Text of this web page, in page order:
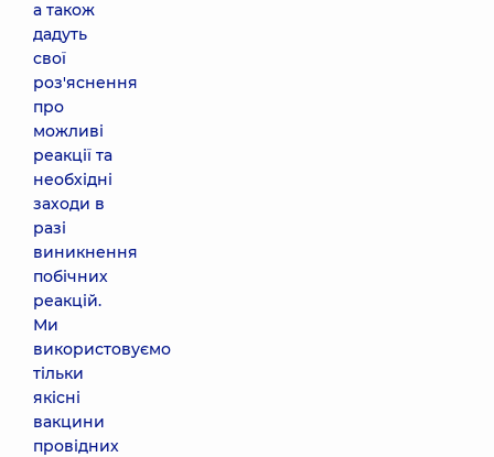
а також
дадуть
свої
роз'яснення
про
можливі
реакції та
необхідні
заходи в
разі
виникнення
побічних
реакцій.
Ми
використовуємо
тільки
якісні
вакцини
провідних